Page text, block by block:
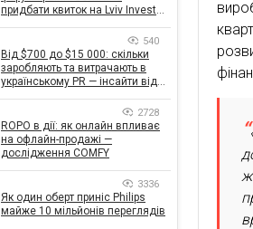
придбати квиток на Lviv Invest
540
Від $700 до $15 000: скільки
заробляють та витрачають в
українському PR — інсайти від
2728
ROPO в дії: як онлайн впливає
на офлайн-продажі —
дослідження COMFY
3336
Як один оберт приніс Philips
майже 10 мільйонів переглядів